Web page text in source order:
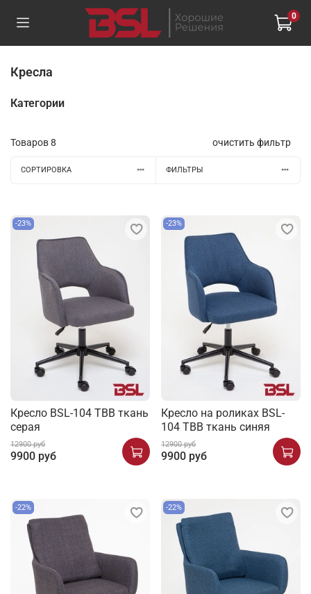
0
Кресла
Товаров8 очистить фильтр
СОРТИРОВКА ФИЛЬТРЫ
-23%
Кресло BSL-104 TBB ткань
серая
12900 руб
9900 руб
-23%
Кресло на роликах BSL-
104 TBB ткань синяя
12900 руб
9900 руб
-22% -22%
Категории